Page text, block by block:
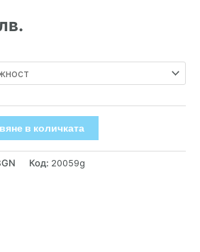
в количката
Код: 20059g